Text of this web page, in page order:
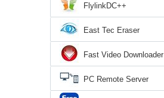
FlylinkDC++
East Tec Eraser
Fast Video Downloader
PC Remote Server